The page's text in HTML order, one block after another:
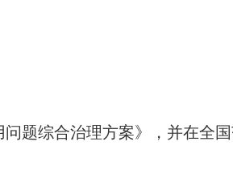
题综合治理方案》，并在全